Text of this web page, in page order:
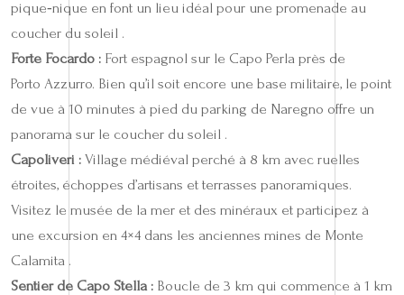
pique‑nique en font un lieu idéal pour une promenade au
coucher du soleil .
Forte Focardo : Fort espagnol sur le Capo Perla près de
Porto Azzurro. Bien qu’il soit encore une base militaire, le point
de vue à 10 minutes à pied du parking de Naregno offre un
panorama sur le coucher du soleil .
Capoliveri : Village médiéval perché à 8 km avec ruelles
étroites, échoppes d’artisans et terrasses panoramiques.
Visitez le musée de la mer et des minéraux et participez à
une excursion en 4×4 dans les anciennes mines de Monte
Calamita .
Sentier de Capo Stella : Boucle de 3 km qui commence à 1 km